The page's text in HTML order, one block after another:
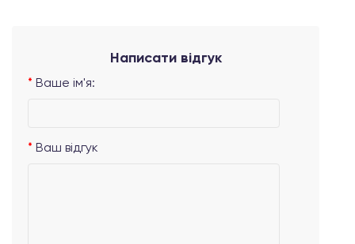
Написати відгук
Ваше ім'я:
Ваш відгук